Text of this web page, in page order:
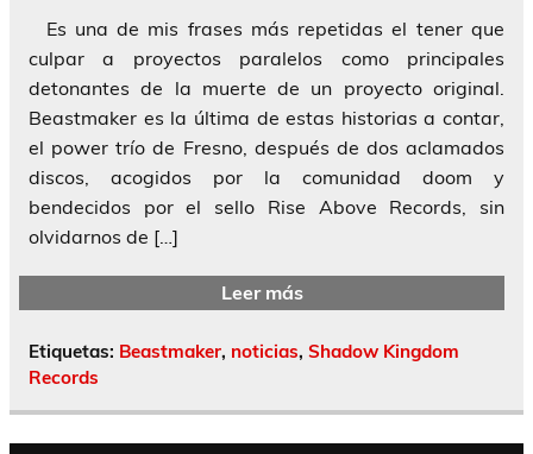
Es una de mis frases más repetidas el tener que
culpar a proyectos paralelos como principales
detonantes de la muerte de un proyecto original.
Beastmaker es la última de estas historias a contar,
el power trío de Fresno, después de dos aclamados
discos, acogidos por la comunidad doom y
bendecidos por el sello Rise Above Records, sin
olvidarnos de […]
Leer más
Etiquetas: Beastmaker, noticias, Shadow Kingdom
Records